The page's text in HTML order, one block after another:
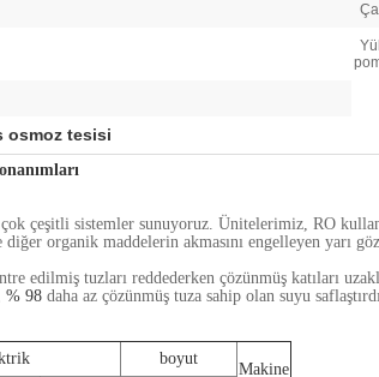
osmoz tesisi
çeşitli sistemler sunuyoruz. Ünitelerimiz, RO
diğer organik maddelerin akmasını engelleyen yarı
edilmiş tuzları reddederken çözünmüş katıları
% 98 daha az çözünmüş tuza sahip olan suyu
boyut
Makine